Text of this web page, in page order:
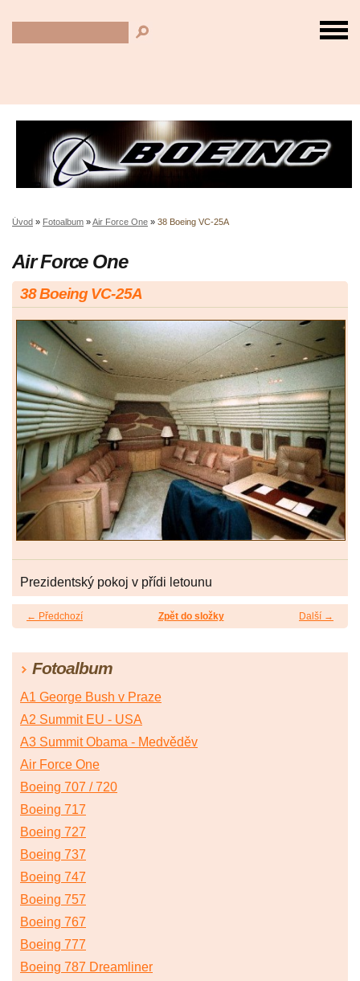
Úvod » Fotoalbum »Air Force One » 38 Boeing VC-25A
Air Force One
38 Boeing VC-25A
Prezidentský pokoj v přídi letounu
← Předchozí Další →
Zpět do složky
Fotoalbum
A1 George Bush v Praze
A2 Summit EU - USA
A3 Summit Obama - Medvěděv
Air Force One
Boeing 707 / 720
Boeing 717
Boeing 727
Boeing 737
Boeing 747
Boeing 757
Boeing 767
Boeing 777
Boeing 787 Dreamliner